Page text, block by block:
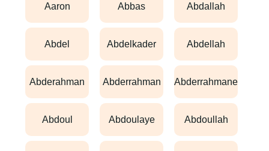
aaron abbas abdallah
abdel abdelkader abdellah
abderahman abderrahman abderrahmane
abdoul abdoulaye abdoullah